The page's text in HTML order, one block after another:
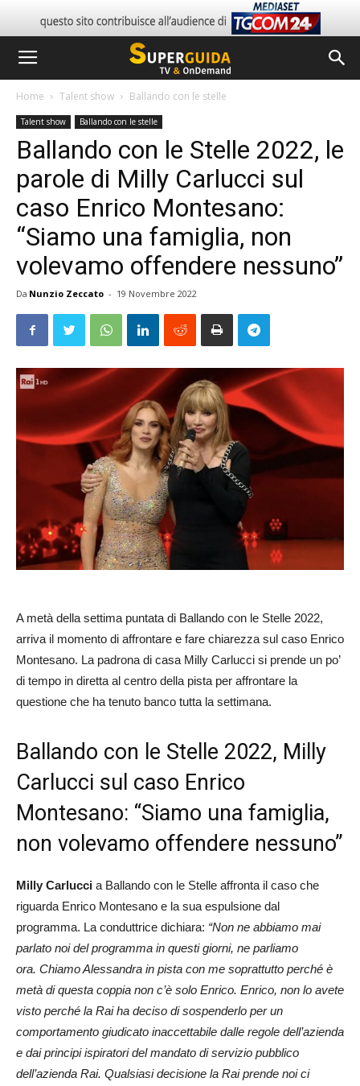
Home Talent show Ballando con le stelle
Talent show Ballando con le stelle
Ballando con le Stelle 2022, le
parole di Milly Carlucci sul
caso Enrico Montesano:
“Siamo una famiglia, non
volevamo offendere nessuno”
Da Nunzio Zeccato - 19 Novembre 2022
A metà della settima puntata di Ballando con le Stelle 2022,
arriva il momento di affrontare e fare chiarezza sul caso Enrico
Montesano. La padrona di casa Milly Carlucci si prende un po’
di tempo in diretta al centro della pista per affrontare la
questione che ha tenuto banco tutta la settimana.
Ballando con le Stelle 2022, Milly
Carlucci sul caso Enrico
Montesano: “Siamo una famiglia,
non volevamo offendere nessuno”
Milly Carlucci a Ballando con le Stelle affronta il caso che
riguarda Enrico Montesano e la sua espulsione dal
programma. La conduttrice dichiara: “Non ne abbiamo mai
parlato noi del programma in questi giorni, ne parliamo
ora. Chiamo Alessandra in pista con me soprattutto perché è
metà di questa coppia non c’è solo Enrico. Enrico, non lo avete
visto perché la Rai ha deciso di sospenderlo per un
comportamento giudicato inaccettabile dalle regole dell’azienda
e dai principi ispiratori del mandato di servizio pubblico
dell’azienda Rai. Qualsiasi decisione la Rai prende noi ci